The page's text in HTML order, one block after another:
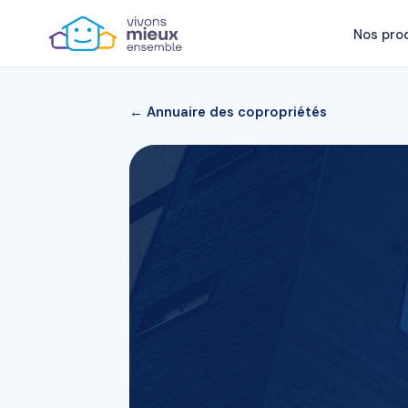
Nos
← Annuaire des copropriétés